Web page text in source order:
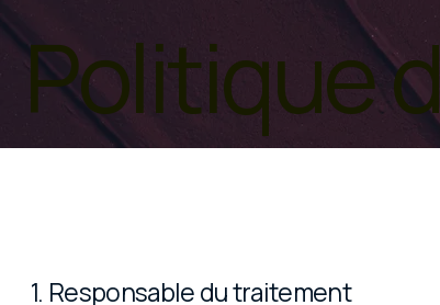
Politique
1. Responsable du traitement